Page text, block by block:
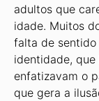
adultos que
idade. Muitos
falta de
identidade,
enfatizavam o
que gera a